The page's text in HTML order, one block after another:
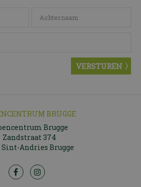
BRUGGE
Brugge
Zandstraat 374
Sint-Andries Brugge